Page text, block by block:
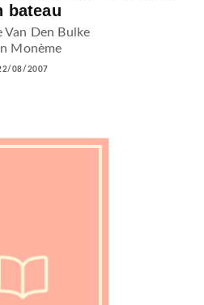
bateau
Van Den Bulke
Monème
08/2007